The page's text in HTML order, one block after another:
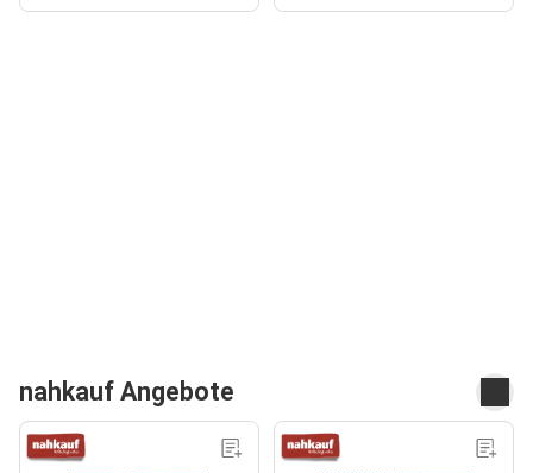
nahkauf Angebote